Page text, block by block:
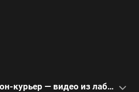
Ученые создали дрон-курьер — видео из лаборатории